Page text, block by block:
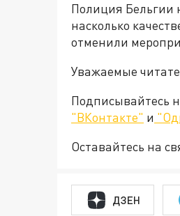
Полиция Бельгии
насколько
отменили
Уважаемые
Подписывайтесь
"ВКонтакте" и
Оставайтесь на
ДЗЕН